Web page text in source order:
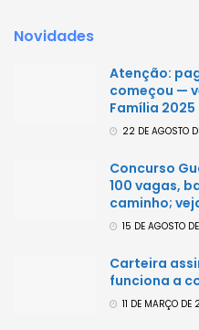
Novidades
Atenção:
começou —
Família 2025
22 DE AGOSTO
Concurso
100 vagas,
caminho;
15 DE AGOSTO
Carteira
funciona a
11 DE MARÇO DE